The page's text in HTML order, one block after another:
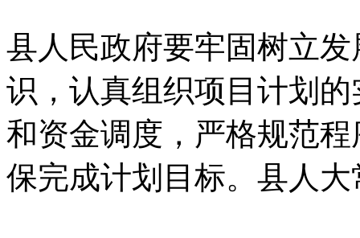
县人民政府要牢固树立
识，认真组织项目计划
和资金调度，严格规范
保完成计划目标。县人